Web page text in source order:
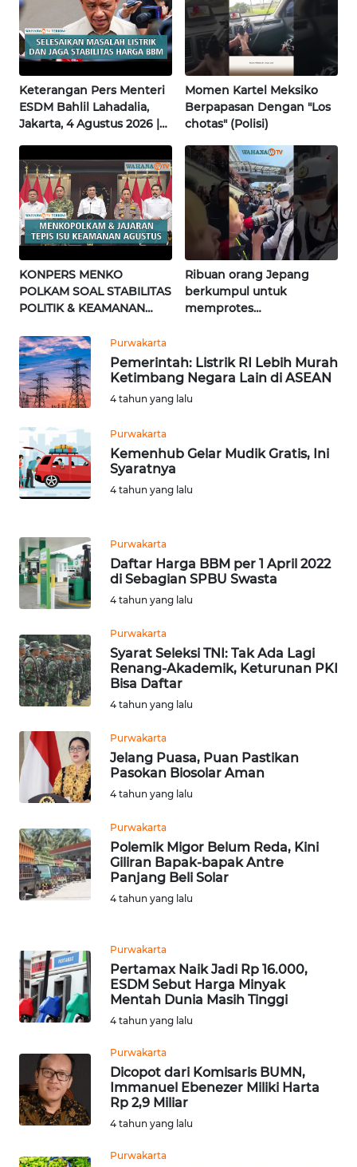
Keterangan Pers Menteri
ESDM Bahlil Lahadalia,
Jakarta, 4 Agustus 2026 |
Momen Kartel Meksiko
Berpapasan Dengan "Los
chotas" (Polisi)
KONPERS MENKO
POLKAM SOAL STABILITAS
POLITIK & KEAMANAN
Terkini
Ribuan orang Jepang
berkumpul untuk
memprotes
Purwakarta
Pemerintah: Listrik RI Lebih Murah
Ketimbang Negara Lain di ASEAN
4 tahun yang lalu
Purwakarta
Kemenhub Gelar Mudik Gratis, Ini
Syaratnya
4 tahun yang lalu
Purwakarta
Daftar Harga BBM per 1 April 2022
di Sebagian SPBU Swasta
4 tahun yang lalu
Purwakarta
Syarat Seleksi TNI: Tak Ada Lagi
Renang-Akademik, Keturunan PKI
Bisa Daftar
4 tahun yang lalu
Purwakarta
Jelang Puasa, Puan Pastikan
Pasokan Biosolar Aman
4 tahun yang lalu
Purwakarta
Polemik Migor Belum Reda, Kini
Giliran Bapak-bapak Antre
Panjang Beli Solar
4 tahun yang lalu
Purwakarta
Pertamax Naik Jadi Rp 16.000,
ESDM Sebut Harga Minyak
Mentah Dunia Masih Tinggi
4 tahun yang lalu
Purwakarta
Dicopot dari Komisaris BUMN,
Immanuel Ebenezer Miliki Harta
Rp 2,9 Miliar
4 tahun yang lalu
Purwakarta
BALI
KALBAR
WN
KALTENG
WN
KALTARA
WN
KALSEL
WN
WN
SULSEL
GORONTALO
WN
SULUT
WN
MALUKU
WN
WN
DAIRI
DANAU
TOBA
WN
WN
LANGKAT
WN
TANJUNG
LESUNG
WN
KARO
WN